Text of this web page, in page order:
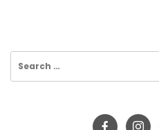
Search
for: